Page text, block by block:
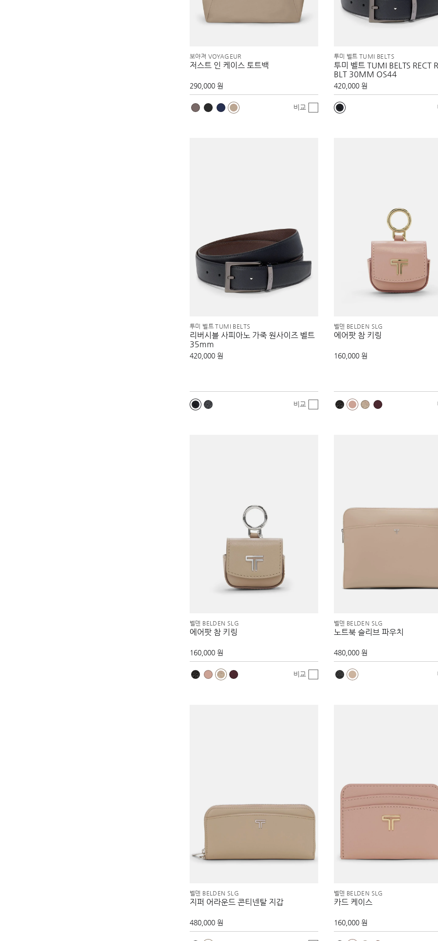
보야져 VOYAGEUR
저스트 인 케이스 토트백
290,000 원
비교
투미 벨트 TUMI BELTS
투미 벨트 TUMI BELTS RECT
BLT 30MM OS44
420,000 원
투미 벨트 TUMI BELTS
리버시블 사피아노 가죽 원사이즈 벨트
35mm
420,000 원
비교
벨덴 BELDEN SLG
에어팟 참 키링
160,000 원
벨덴 BELDEN SLG
에어팟 참 키링
160,000 원
비교
벨덴 BELDEN SLG
노트북 슬리브 파우치
480,000 원
벨덴 BELDEN SLG
지퍼 어라운드 콘티넨탈 지갑
480,000 원
벨덴 BELDEN SLG
카드 케이스
160,000 원